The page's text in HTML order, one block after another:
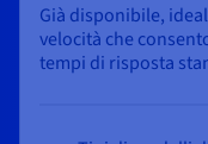
Già disponibile,
velocità che
tempi di risposta